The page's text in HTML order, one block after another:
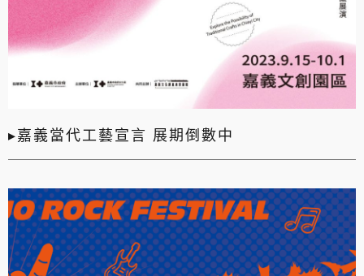
▸嘉義當代工藝宣言 展期倒數中